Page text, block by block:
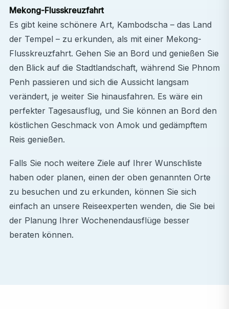
Mekong-Flusskreuzfahrt
Es gibt keine schönere Art, Kambodscha – das Land
der Tempel – zu erkunden, als mit einer Mekong-
Flusskreuzfahrt. Gehen Sie an Bord und genießen Sie
den Blick auf die Stadtlandschaft, während Sie Phnom
Penh passieren und sich die Aussicht langsam
verändert, je weiter Sie hinausfahren. Es wäre ein
perfekter Tagesausflug, und Sie können an Bord den
köstlichen Geschmack von Amok und gedämpftem
Reis genießen.
Falls Sie noch weitere Ziele auf Ihrer Wunschliste
haben oder planen, einen der oben genannten Orte
zu besuchen und zu erkunden, können Sie sich
einfach an unsere Reiseexperten wenden, die Sie bei
der Planung Ihrer Wochenendausflüge besser
beraten können.